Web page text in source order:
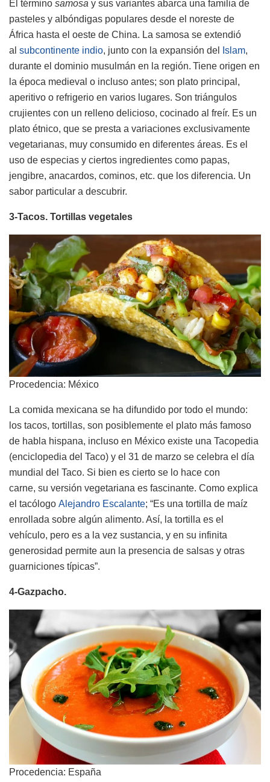
El término samosa y sus variantes abarca una familia de
pasteles y albóndigas populares desde el noreste de
África hasta el oeste de China. La samosa se extendió
al subcontinente indio, junto con la expansión del Islam,
durante el dominio musulmán en la región. Tiene origen en
la época medieval o incluso antes; son plato principal,
aperitivo o refrigerio en varios lugares. Son triángulos
crujientes con un relleno delicioso, cocinado al freír. Es un
plato étnico, que se presta a variaciones exclusivamente
vegetarianas, muy consumido en diferentes áreas. Es el
uso de especias y ciertos ingredientes como papas,
jengibre, anacardos, cominos, etc. que los diferencia. Un
sabor particular a descubrir.
3-Tacos. Tortillas vegetales
Procedencia: México
La comida mexicana se ha difundido por todo el mundo:
los tacos, tortillas, son posiblemente el plato más famoso
de habla hispana, incluso en México existe una Tacopedia
(enciclopedia del Taco) y el 31 de marzo se celebra el día
mundial del Taco. Si bien es cierto se lo hace con
carne, su versión vegetariana es fascinante. Como explica
el tacólogo Alejandro Escalante; “Es una tortilla de maíz
enrollada sobre algún alimento. Así, la tortilla es el
vehículo, pero es a la vez sustancia, y en su infinita
generosidad permite aun la presencia de salsas y otras
guarniciones típicas”.
4-Gazpacho.
Procedencia: España